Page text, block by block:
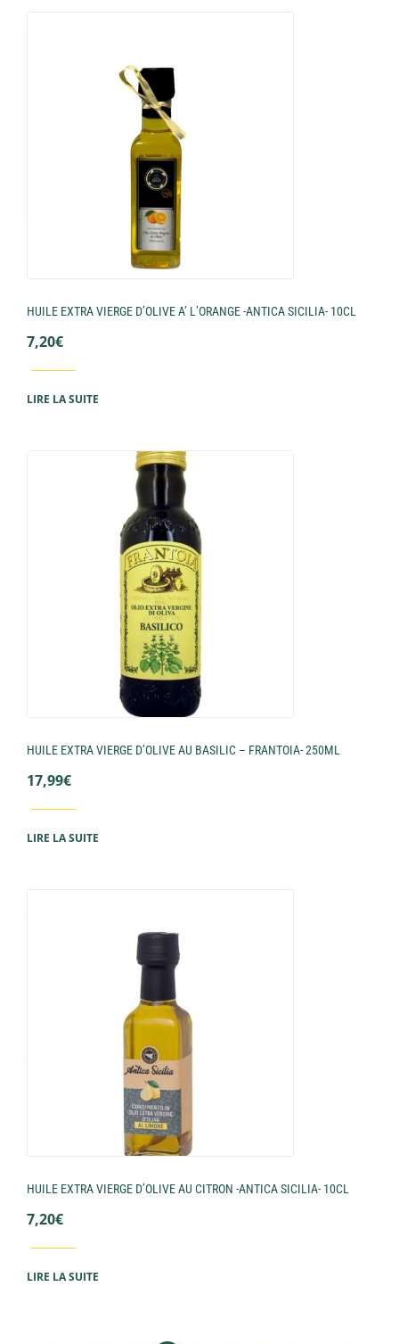
HUILE EXTRA VIERGE D’OLIVE A’ L’ORANGE -ANTICA SICILIA- 10CL
7,20€
LIRE LA SUITE
HUILE EXTRA VIERGE D’OLIVE AU BASILIC – FRANTOIA- 250ML
17,99€
LIRE LA SUITE
HUILE EXTRA VIERGE D’OLIVE AU CITRON -ANTICA SICILIA- 10CL
7,20€
LIRE LA SUITE